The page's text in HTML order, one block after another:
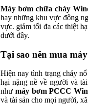
Máy bơm chữa cháy
hay những khu vực đông
vực. giảm tối đa các thiệt
dưới đây.
Tại sao nên mua
Hiện nay tình trạng cháy
hại nặng nề về người và
như máy bơm PCCC
và tài sản cho mọi người,